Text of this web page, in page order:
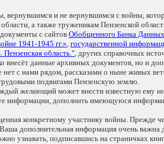
вернувшимся и не вернувшимся с войны,
а также труженикам Пензенской
с сайтовОбобщенного Банка
1941-1945 гг.», государственной
Пензенская область.", других справочных
внесёт данные архивных документов, но и
с нами рядом, рассказами о ныне живых
подвигами Пензенскую землю.
желающий может внести известную ему
информации, дополнить имеющуюся
конкретному участнику войны. Прежде
дополнительная информация очень важна
узнавать, подписавшись на страничках